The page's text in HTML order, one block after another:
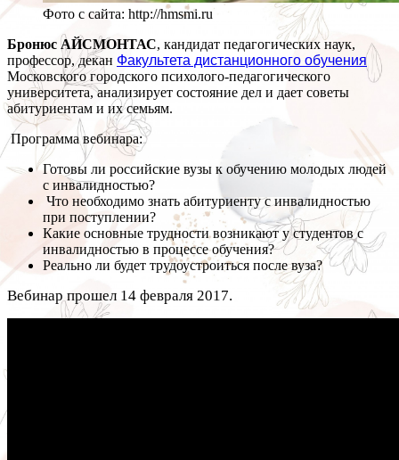
Фото с сайта: http://hmsmi.ru
Бронюс АЙСМОНТАС, кандидат педагогических наук,
профессор, декан Факультета дистанционного обучения
Московского городского психолого-педагогического
университета, анализирует состояние дел и дает советы
абитуриентам и их семьям.
Программа вебинара:
Готовы ли российские вузы к обучению молодых людей
с инвалидностью?
Что необходимо знать абитуриенту с инвалидностью
при поступлении?
Какие основные трудности возникают у студентов с
инвалидностью в процессе обучения?
Реально ли будет трудоустроиться после вуза?
Вебинар прошел 14 февраля 2017.